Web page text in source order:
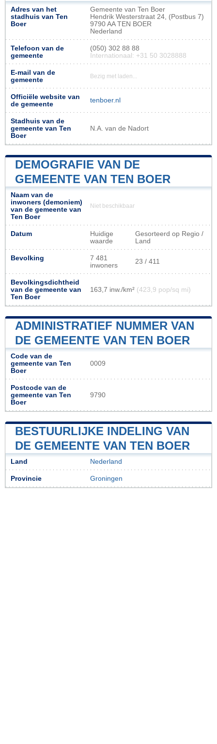
Adres van het
stadhuis van Ten
Boer
Gemeente van Ten Boer
Hendrik Westerstraat 24, (Postbus 7)
9790 AA TEN BOER
Nederland
Telefoon van de
gemeente
(050) 302 88 88
Internationaal: +31 50 3028888
E-mail van de
gemeente
Bezig met laden...
Officiële website van
de gemeente
tenboer.nl
Stadhuis van de
gemeente van Ten
Boer
N.A. van de Nadort
DEMOGRAFIE VAN DE
GEMEENTE VAN TEN BOER
Naam van de
inwoners (demoniem)
van de gemeente van
Ten Boer
Niet beschikbaar
Datum
Huidige
waarde
Gesorteerd op Regio /
Land
Bevolking
7 481
inwoners
23 / 411
Bevolkingsdichtheid
van de gemeente van
Ten Boer
163,7 inw./km² (423,9 pop/sq mi)
ADMINISTRATIEF NUMMER VAN
DE GEMEENTE VAN TEN BOER
Code van de
gemeente van Ten
Boer
0009
Postcode van de
gemeente van Ten
Boer
9790
BESTUURLIJKE INDELING VAN
DE GEMEENTE VAN TEN BOER
Land Nederland
Provincie Groningen